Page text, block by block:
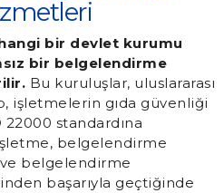
bir devlet kurumu
bir belgelendirme
Bu kuruluşlar, uluslararası
işletmelerin gıda güvenliği
standardına
belgelendirme
belgelendirme
başarıyla geçtiğinde